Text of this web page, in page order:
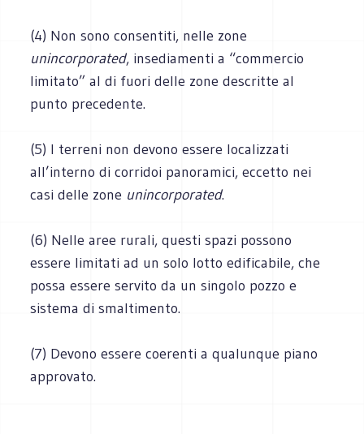
(4) Non sono consentiti, nelle zone
unincorporated, insediamenti a “commercio
limitato” al di fuori delle zone descritte al
punto precedente.
(5) I terreni non devono essere localizzati
all’interno di corridoi panoramici, eccetto nei
casi delle zone unincorporated.
(6) Nelle aree rurali, questi spazi possono
essere limitati ad un solo lotto edificabile, che
possa essere servito da un singolo pozzo e
sistema di smaltimento.
(7) Devono essere coerenti a qualunque piano
approvato.